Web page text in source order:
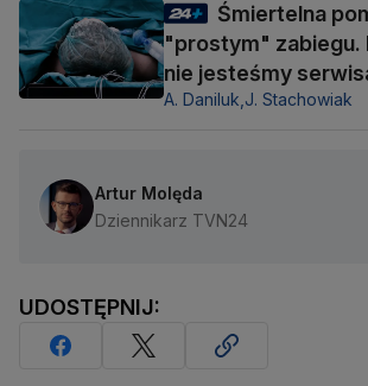
Śmiertelna
"prostym" zabiegu.
nie jesteśmy
A. Daniluk, J. Stachowiak
Artur Molęda
Dziennikarz TVN24
UDOSTĘPNIJ: